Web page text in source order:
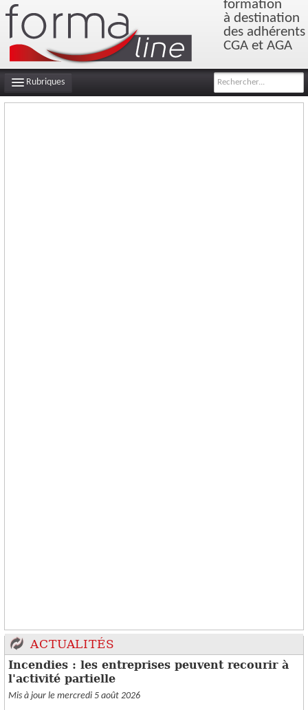
formation
à destination
des adhérents
CGA et AGA
Rubriques
ACTUALITÉS
Incendies : les entreprises peuvent recourir à
l'activité partielle
Mis à jour le mercredi 5 août 2026